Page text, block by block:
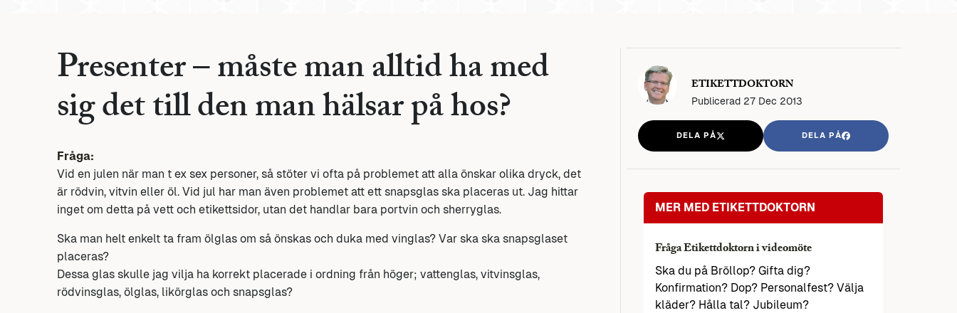
Presenter – måste man alltid ha med
sig det till den man hälsar på hos?
Fråga:
Vid en julen när man t ex sex personer, så stöter vi ofta på problemet att alla önskar olika dryck, det
är rödvin, vitvin eller öl. Vid jul har man även problemet att ett snapsglas ska placeras ut. Jag hittar
inget om detta på vett och etikettsidor, utan det handlar bara portvin och sherryglas.
Ska man helt enkelt ta fram ölglas om så önskas och duka med vinglas? Var ska ska snapsglaset
placeras?
Dessa glas skulle jag vilja ha korrekt placerade i ordning från höger; vattenglas, vitvinsglas,
rödvinsglas, ölglas, likörglas och snapsglas?
ETIKETTDOKTORN
Publicerad 27 Dec 2013
DELA PÅ DELA PÅ
MER MED ETIKETTDOKTORN
Fråga Etikettdoktorn i videomöte
Ska du på Bröllop? Gifta dig?
Konfirmation? Dop? Personalfest? Välja
kläder? Hålla tal? Jubileum?